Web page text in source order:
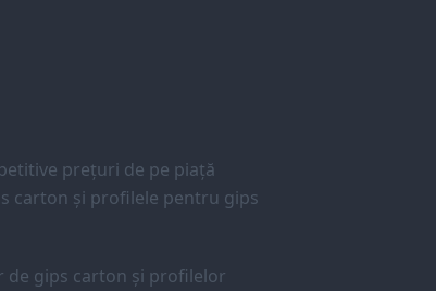
prețuri de pe piață
carton și profilele pentru gips
de gips carton și profilelor